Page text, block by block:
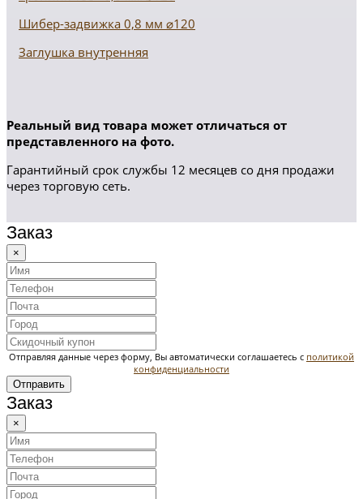
Шибер-задвижка 0,8 мм ⌀120
Заглушка внутренняя
Реальный вид товара может отличаться от
представленного на фото.
Гарантийный срок службы 12 месяцев со дня продажи
через торговую сеть.
Заказ
×
Отправляя данные через форму, Вы автоматически соглашаетесь с политикой
конфиденциальности
Отправить
Заказ
×